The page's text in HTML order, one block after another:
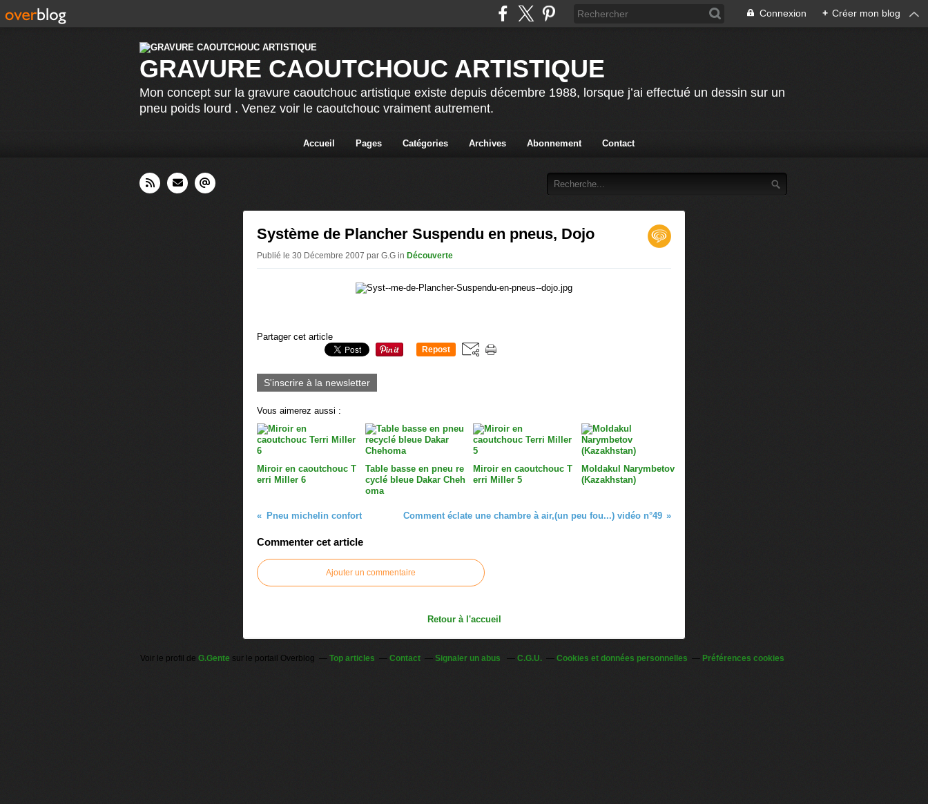
Connexion + Créer mon blog
GRAVURE CAOUTCHOUC ARTISTIQUE
Mon concept sur la gravure caoutchouc artistique existe depuis décembre 1988, lorsque j’ai effectué un dessin sur un
pneu poids lourd . Venez voir le caoutchouc vraiment autrement.
Accueil Pages Catégories Archives Abonnement Contact
Système de Plancher Suspendu en pneus, Dojo
Publié le 30 Décembre 2007 par G.G in Découverte
Partager cet article
Repost
S'inscrire à la newsletter
Vous aimerez aussi :
Miroir en caoutchouc T
erri Miller 6
Table basse en pneu re
cyclé bleue Dakar Cheh
oma
Miroir en caoutchouc T
erri Miller 5
Moldakul Narymbetov
(Kazakhstan)
Pneu michelin confort Comment éclate une chambre à air,(un peu fou...) vidéo n°49
Commenter cet article
Ajouter un commentaire
Retour à l'accueil
Voir le profil de G.Gente sur le portail Overblog Top articles Contact Signaler un abus C.G.U. Cookies et données personnelles Préférences cookies